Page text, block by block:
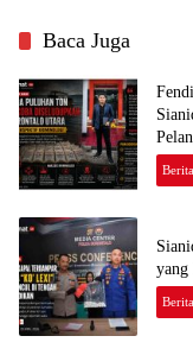
Baca Juga
Berita
yang
Berita